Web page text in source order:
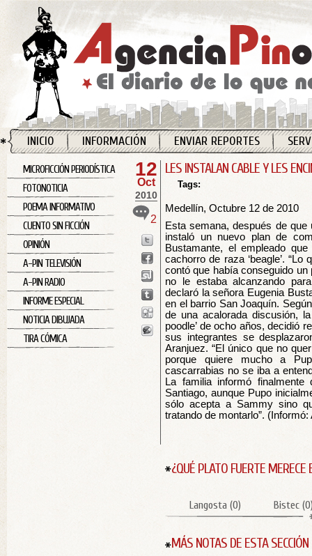
INICIO INFORMACIÓN ENVIAR REPORTES
MICROFICCIÓN PERIODÍSTICA
FOTONOTICIA
POEMA INFORMATIVO
CUENTO SIN FICCIÓN
OPINIÓN
A-PIN TELEVISIÓN
A-PIN RADIO
INFORME ESPECIAL
NOTICIA DIBUJADA
TIRA CÓMICA
12
Oct
2010
2
LES INSTALAN CABLE Y LES
Tags:
Medellín, Octubre 12 de 2010
Esta semana, después de
instaló un nuevo plan de
Bustamante, el empleado
cachorro de raza ‘beagle’.
contó que había conseguido
no le estaba alcanzando
declaró la señora Eugenia
en el barrio San Joaquín.
de una acalorada discusión,
poodle’ de ocho años, decidió
sus integrantes se
Aranjuez. “El único que no
porque quiere mucho a
cascarrabias no se iba a
La familia informó
Santiago, aunque Pupo
sólo acepta a Sammy sino
tratando de montarlo”. (Informó:
¿QUÉ PLATO FUERTE MERECE
Langosta (0) Bistec (0
MÁS NOTAS DE ESTA SECCIÓN